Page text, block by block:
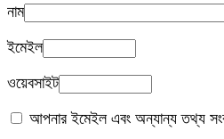
নাম
ইমেইল
ওয়েবসাইট
আপনার ইমেইল এবং অন্যান্য তথ্য